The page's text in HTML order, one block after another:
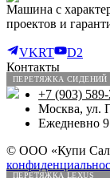
ПЕРЕТЯЖКА СИДЕНИЙ
ПЕРЕТЯЖКА LEXUS
Машина с
проектов и
VKRT
D2
Контакты
+7 (903)
Москва, ул.
Ежедневно
© ООО «Купи